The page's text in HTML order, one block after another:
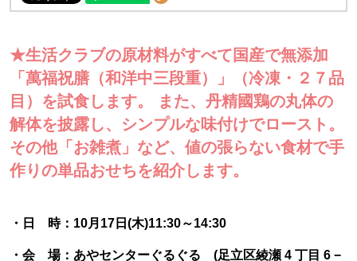
★生活クラブの原材料がすべて国産で無添加
「萬福祝膳（和洋中三段重）」（冷凍・２７品
目）を試食します。 また、丹精國鶏の丸体の
解体を披露し、シンプルな味付けでロースト。
その他「お雑煮」など、値の張らない食材で手
作りの単品おせちを紹介します。
・日 時：10月17日(木)11:30～14:30
・会 場：あやセンターぐるぐる (足立区綾瀬 4 丁目 6 −